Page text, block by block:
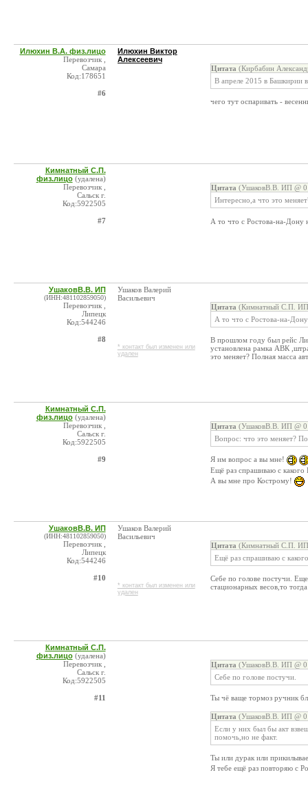
Илюхин В.А. физ.лицо
Перевозчик ,
Самара
Код:178651
#6
Илюхин Виктор
Алексеевич
Цитата (Кирбабин
В апреле 2015 в Башкирии
чего тут оспаривать -
Кимнатный С.П.
физ.лицо (удалена)
Перевозчик ,
Сальск г.
Код:5922505
#7
Цитата (УшаковВ.В. ИП @
Интересно,а что это
А то что с Ростова-на-Дону
УшаковВ.В. ИП
(ИНН:481102859050)
Перевозчик ,
Липецк
Код:544246
#8
Ушаков Валерий
Васильевич
* контакт был изменен или
удален
Цитата (Кимнатный С.П.
А то что с Ростова-на-
В прошлом году был рейс
установлена рамка АВК
это меняет? Полная масса
Кимнатный С.П.
физ.лицо (удалена)
Перевозчик ,
Сальск г.
Код:5922505
#9
Цитата (УшаковВ.В. ИП @
Вопрос: что это меняет?
Я им вопрос а вы мне!
Ещё раз спрашиваю с
А вы мне про Кострому!
УшаковВ.В. ИП
(ИНН:481102859050)
Перевозчик ,
Липецк
Код:544246
#10
Ушаков Валерий
Васильевич
* контакт был изменен или
удален
Цитата (Кимнатный С.П.
Ещё раз спрашиваю с
Себе по голове постучи.
стационарных весов,то
Кимнатный С.П.
физ.лицо (удалена)
Перевозчик ,
Сальск г.
Код:5922505
#11
Цитата (УшаковВ.В. ИП @
Себе по голове постучи.
Ты чё ваще тормоз ручник
Цитата (УшаковВ.В. ИП @
Если у них был бы акт
помочь,но не факт.
Ты или дурак или
Я тебе ещё раз повторяю с